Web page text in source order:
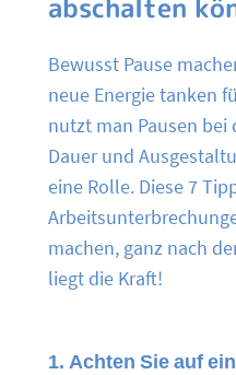
abschalten
Bewusst Pause
neue Energie tanken
nutzt man Pausen
Dauer und
eine Rolle. Diese 7
machen, ganz nach
liegt die Kraft!
1. Achten Sie auf